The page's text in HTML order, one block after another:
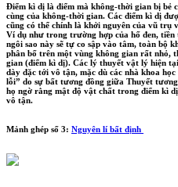
Điểm kì dị là điểm mà không-thời gian bị bẻ
cùng của không-thời gian. Các điểm kì dị
cũng có thể chính là khởi nguyên của vũ
Ví dụ như trong trường hợp của hố đen, tiền
ngôi sao này sẽ tự co sập vào tâm, toàn bộ
phân bố trên một vùng không gian rất nhỏ,
gian (điểm kì dị). Các lý thuyết vật lý hiện
dày đặc tới vô tận, mặc dù các nhà khoa
lỗi” do sự bất tương đồng giữa Thuyết
họ ngờ rằng mật độ vật chất trong điểm kì
vô tận.
Mảnh ghép số 3: Nguyên lí bất định